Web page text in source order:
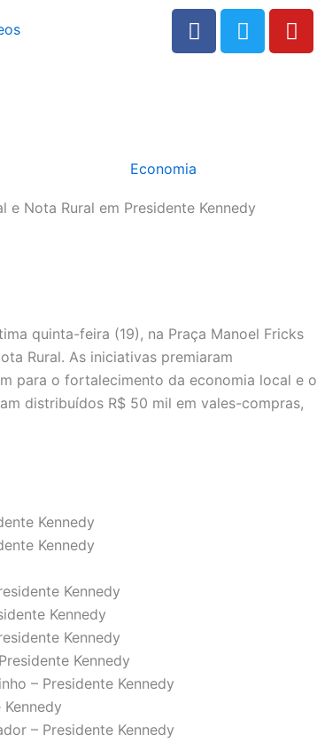
F
a
k
T
w
Y
o
Economia
e Nota Rural em Presidente Kennedy
quinta-feira (19), na Praça Manoel Fricks
Rural. As iniciativas premiaram
para o fortalecimento da economia local e o
distribuídos R$ 50 mil em vales-compras,
Kennedy
Kennedy
Kennedy
Kennedy
Kennedy
Kennedy
– Presidente Kennedy
– Presidente Kennedy